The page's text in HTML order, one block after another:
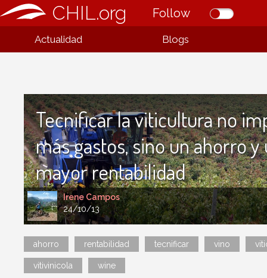
CHIL.org Follow
Actualidad Blogs
Irene Campos
24/10/13
Tecnificar la viticultura no
más gastos, sino un ahorro y
mayor rentabilidad
ahorro rentabilidad tecnificar vino
vitivinicola wine